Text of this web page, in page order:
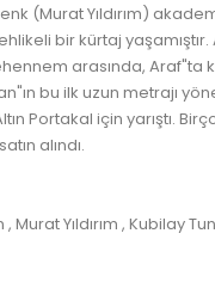
(Murat Yıldırım)
bir kürtaj
arasında, Araf"ta
bu ilk uzun metrajı
Portakal için yarıştı.
alındı.
Yıldırım , Kubilay